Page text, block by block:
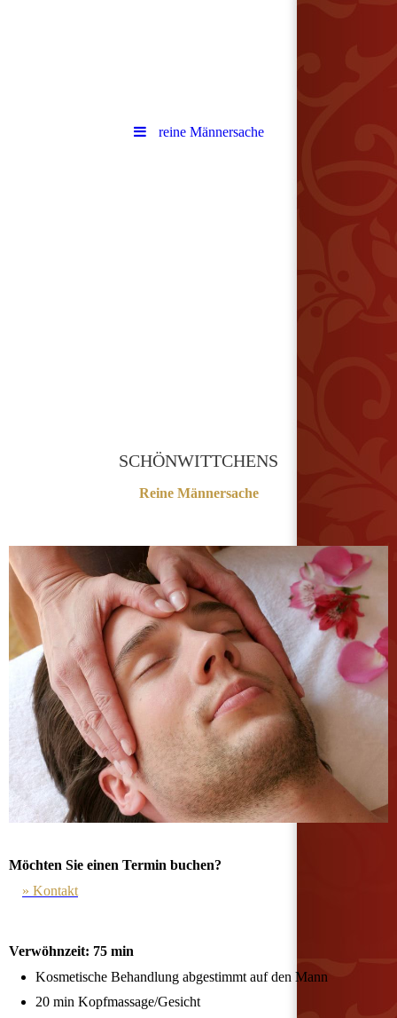
reine Männersache
SCHÖNWITTCHENS
Reine Männersache
Möchten Sie einen Termin buchen?
» Kontakt
Verwöhnzeit: 75 min
Kosmetische Behandlung abgestimmt auf den Mann
20 min Kopfmassage/Gesicht